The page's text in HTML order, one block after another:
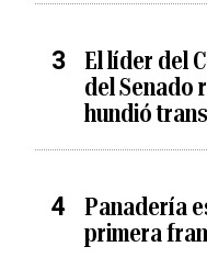
El líder del
del Senado
hundió
Panadería
primera